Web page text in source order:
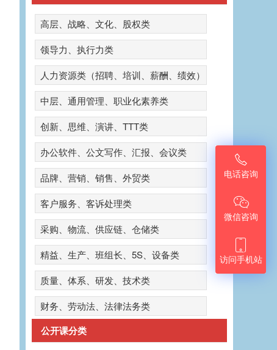
高层、战略、文化、股权类
领导力、执行力类
人力资源类（招聘、培训、薪酬、绩效）
中层、通用管理、职业化素养类
创新、思维、演讲、TTT类
办公软件、公文写作、汇报、会议类
品牌、营销、销售、外贸类
客户服务、客诉处理类
采购、物流、供应链、仓储类
精益、生产、班组长、5S、设备类
质量、体系、研发、技术类
财务、劳动法、法律法务类
公开课分类

电话咨询

微信咨询

访问手机站